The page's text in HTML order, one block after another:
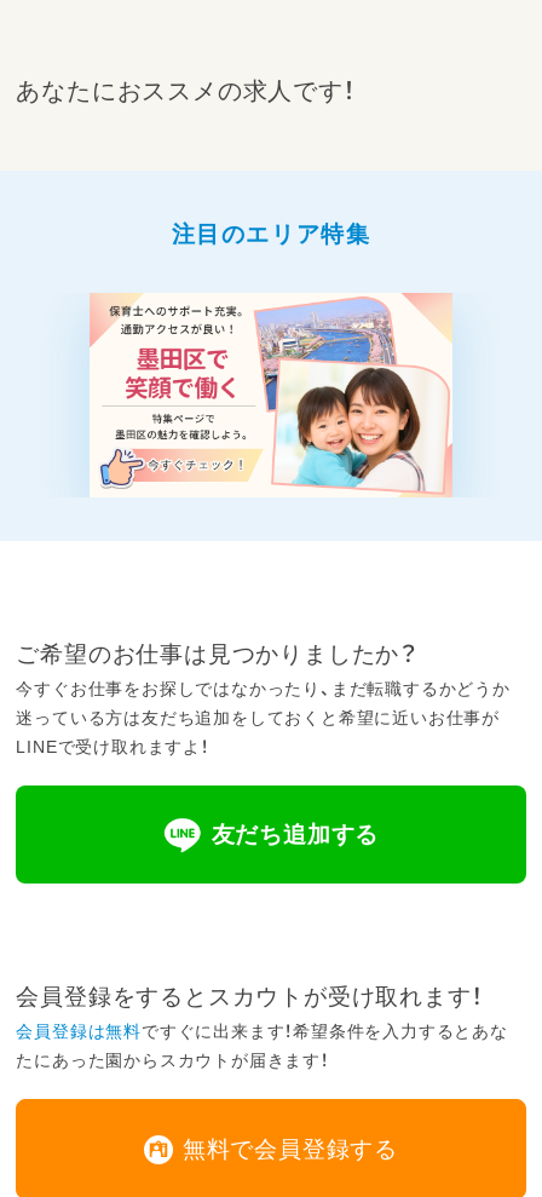
あなたにおススメの求人です！
注目のエリア特集
ご希望のお仕事は見つかりましたか？
今すぐお仕事をお探しではなかったり、まだ転職するかどうか
迷っている方は友だち追加をしておくと希望に近いお仕事が
LINEで受け取れますよ！
友だち追加する
会員登録をするとスカウトが受け取れます！
会員登録は無料ですぐに出来ます！希望条件を入力するとあな
たにあった園からスカウトが届きます！
無料で会員登録する